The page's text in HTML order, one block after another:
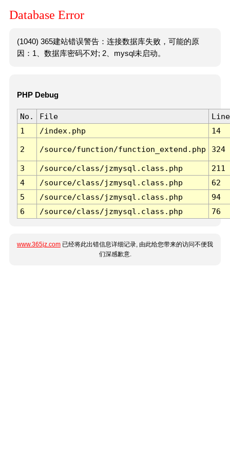
Database Error
(1040) 365建站错误警告：连接数据库失败，可能的原
因：1、数据库密码不对; 2、mysql未启动。
PHP Debug
No. File
Line
1
/index.php 14
2 /source/function/function_extend.php 324
3 /source/class/jzmysql.class.php
211
4
/source/class/jzmysql.class.php
62
5
/source/class/jzmysql.class.php
94
6
/source/class/jzmysql.class.php 76
www.365jz.com 已经将此出错信息详细记录, 由此给您带来的访问不便我
们深感歉意.